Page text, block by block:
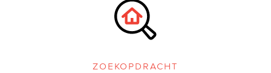
zoekopdracht